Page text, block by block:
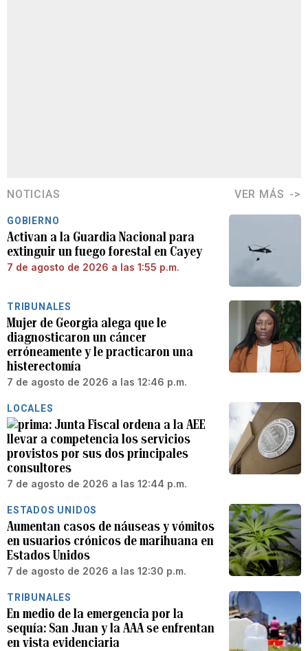
NOTICIAS VER MÁS
GOBIERNO
Activan a la Guardia Nacional para
extinguir un fuego forestal en Cayey
7 de agosto de 2026 a las 1:55 p.m.
TRIBUNALES
Mujer de Georgia alega que le
diagnosticaron un cáncer
erróneamente y le practicaron una
histerectomía
7 de agosto de 2026 a las 12:46 p.m.
LOCALES
Junta Fiscal ordena a la AEE
llevar a competencia los servicios
provistos por sus dos principales
consultores
7 de agosto de 2026 a las 12:44 p.m.
ESTADOS UNIDOS
Aumentan casos de náuseas y vómitos
en usuarios crónicos de marihuana en
Estados Unidos
7 de agosto de 2026 a las 12:30 p.m.
TRIBUNALES
En medio de la emergencia por la
sequía: San Juan y la AAA se enfrentan
en vista evidenciaria